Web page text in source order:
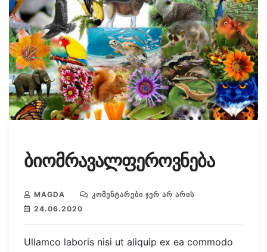
ბიომრავალფეროვნება
MAGDA
ᲙᲝᲛᲔᲜᲢᲐᲠᲔᲑᲘ ᲯᲔᲠ ᲐᲠ ᲐᲠᲘᲡ
24.06.2020
Ullamco laboris nisi ut aliquip ex ea commodo